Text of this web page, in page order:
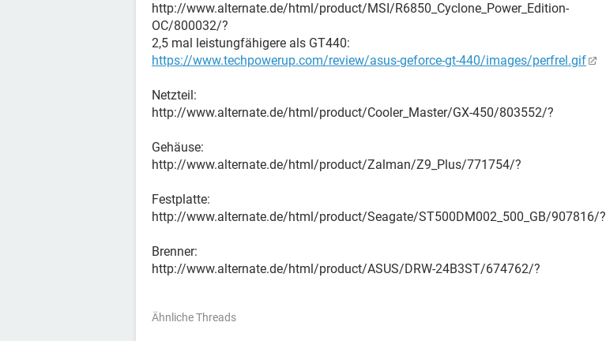
http://www.alternate.de/html/product/MSI/R6850_Cyclone_Power_Edition-
OC/800032/?
2,5 mal leistungfähigere als GT440:
https://www.techpowerup.com/review/asus-geforce-gt-440/images/perfrel.gif
Netzteil:
http://www.alternate.de/html/product/Cooler_Master/GX-450/803552/?
Gehäuse:
http://www.alternate.de/html/product/Zalman/Z9_Plus/771754/?
Festplatte:
http://www.alternate.de/html/product/Seagate/ST500DM002_500_GB/907816/?
Brenner:
http://www.alternate.de/html/product/ASUS/DRW-24B3ST/674762/?
Ähnliche Threads